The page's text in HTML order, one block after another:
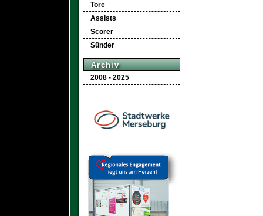
Tore
Assists
Scorer
Sünder
Archiv
2008 - 2025